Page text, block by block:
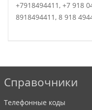
+7918494411, +7 918
8918494411, 8 918
Справочники
Телефонные коды